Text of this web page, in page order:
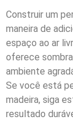
Construir um
maneira de
espaço ao ar
oferece
ambiente
Se você está
madeira, siga
resultado